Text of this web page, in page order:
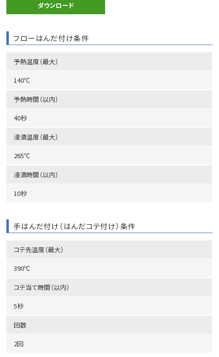
ダウンロード
フローはんだ付け条件
予熱温度（最大）
140℃
予熱時間（以内）
40秒
浸漬温度（最大）
265℃
浸漬時間（以内）
10秒
手はんだ付け（はんだコテ付け）条件
コテ先温度（最大）
390℃
コテ当て時間（以内）
5秒
回数
2回